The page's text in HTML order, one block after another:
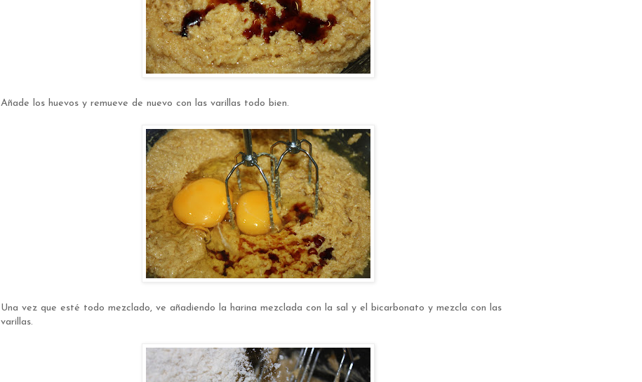
Añade los huevos y remueve de nuevo con las varillas todo bien.
Una vez que esté todo mezclado, ve añadiendo la harina mezclada con la sal y el bicarbonato y mezcla con las
varillas.